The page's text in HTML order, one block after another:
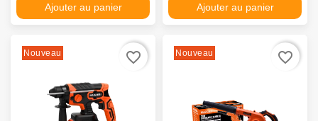
Ajouter au panier Ajouter au panier
Nouveau favorite_border Nouveau favorite_border